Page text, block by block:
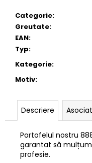
Categorie:
Greutate:
EAN:
Typ:
Kategorie:
Motiv:
Descriere
Portofelul nostru
garantat să
profesie.
lei175,08